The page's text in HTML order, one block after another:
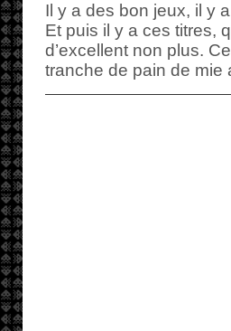
Il y a des bon jeux, il y
Et puis il y a ces titres,
d’excellent non plus.
tranche de pain de mie